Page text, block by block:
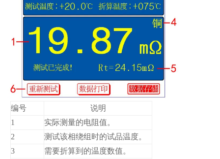
编号
说明
1
实际测量的电阻值。
2
测试该相绕组时的试品温度。
3
需要折算到的温度数值。